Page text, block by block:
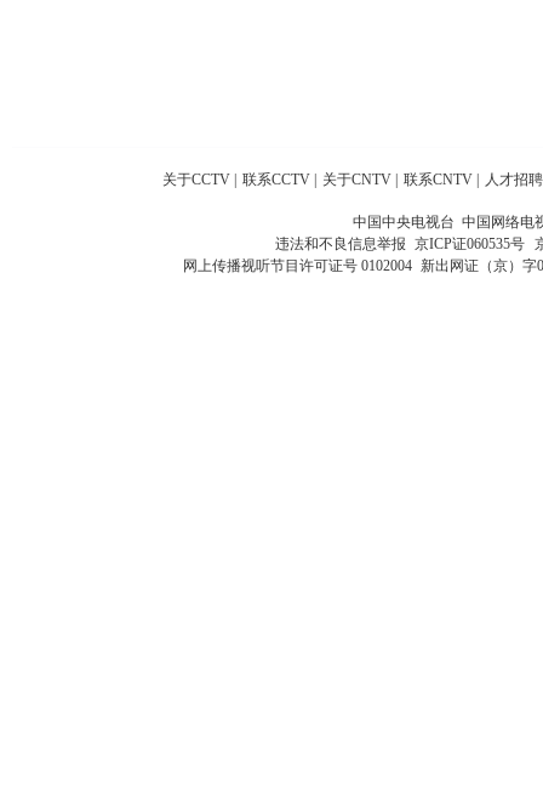
关于CCTV 联系CCTV 关于CNTV 联系CNTV 人才招聘
中国中央电视台 中国网络电
违法和不良信息举报 京ICP证060535号
网上传播视听节目许可证号 0102004 新出网证（京）